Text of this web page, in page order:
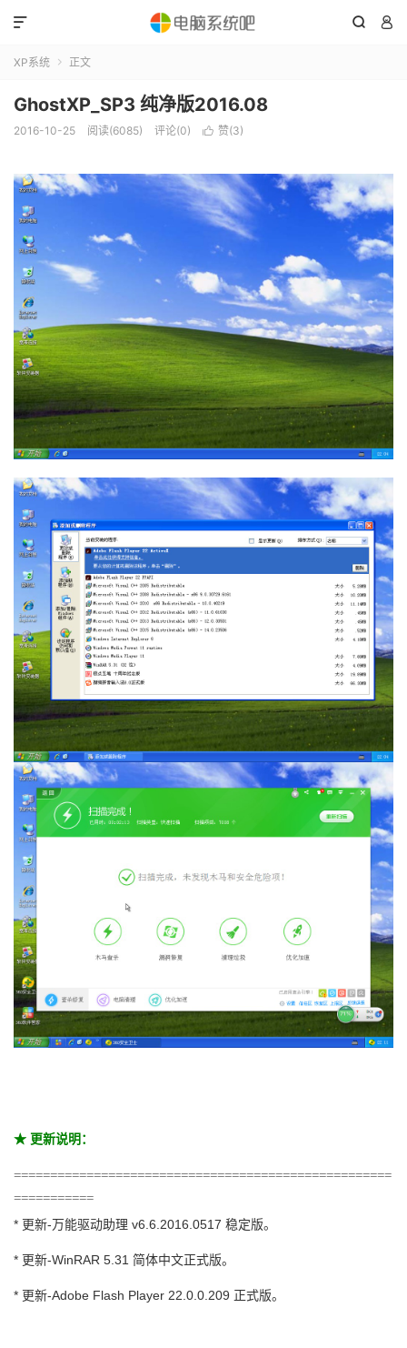
 

XP系统  正文
GhostXP_SP3 纯净版2016.08
2016-10-25 阅读(6085) 评论(0)  赞(3)
★ 更新说明：
====================================================
===========
* 更新-万能驱动助理 v6.6.2016.0517 稳定版。
* 更新-WinRAR 5.31 简体中文正式版。
* 更新-Adobe Flash Player 22.0.0.209 正式版。